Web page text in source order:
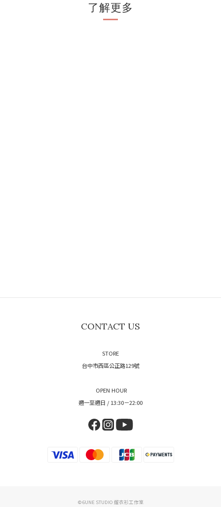
了解更多
CONTACT US
STORE
台中市西區公正路129號
OPEN HOUR
週一至週日 / 13:30－22:00
© 6UNE STUDIO 遛衣衫工作室